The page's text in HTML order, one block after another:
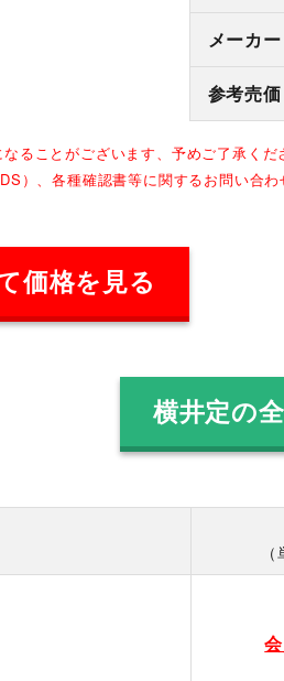
メーカー
参考売価
ることがございます、予めご了承くだ
）、各種確認書等に関するお問い合
価格を見る
横井定の